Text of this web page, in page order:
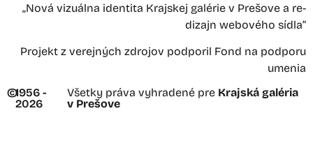
„Nová vizuálna identita Krajskej galérie v Prešove a re-
dizajn webového sídla“
Projekt z verejných zdrojov podporil Fond na podporu
umenia
©1956 -
2026
Všetky práva vyhradené pre Krajská galéria
v Prešove